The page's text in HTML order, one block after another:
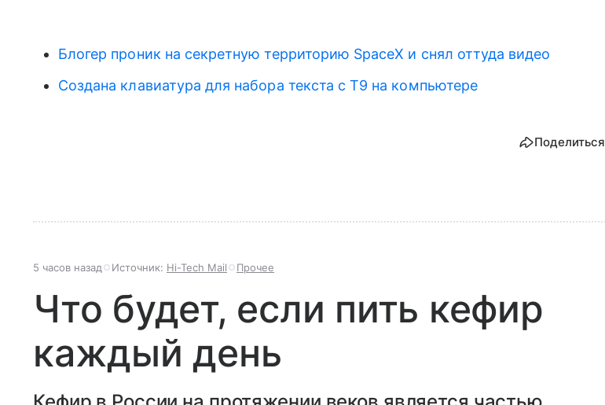
Блогер проник на секретную территорию SpaceX и снял оттуда видео
Создана клавиатура для набора текста с T9 на компьютере
Поделиться
5 часов назад Источник: Hi-Tech Mail Прочее
Что будет, если пить кефир
каждый день